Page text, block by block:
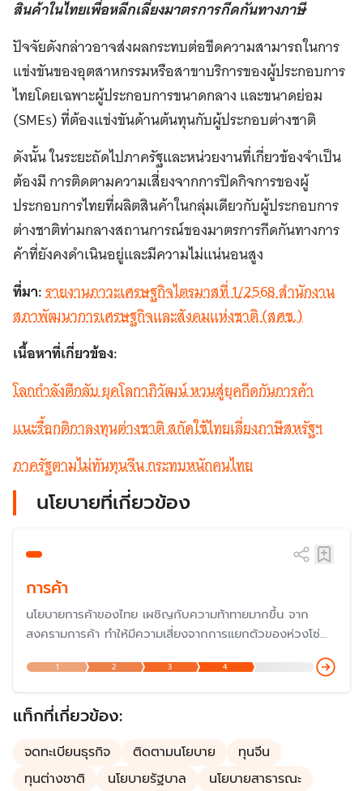
สินค้าในไทยเพื่อหลีกเลี่ยงมาตรการกีดกันทางภาษี
ปัจจัยดังกล่าวอาจส่งผลกระทบต่อขีดความสามารถในการ
แข่งขันของอุตสาหกรรมหรือสาขาบริการของผู้ประกอบการ
ไทยโดยเฉพาะผู้ประกอบการขนาดกลางและขนาดย่อม
(SMEs)ที่ต้องแข่งขันด้านต้นทุนกับผู้ประกอบต่างชาติ
ดังนั้นในระยะถัดไปภาครัฐและหน่วยงานที่เกี่ยวข้องจำเป็น
ต้องมีการติดตามความเสี่ยงจากการปิดกิจการของผู้
ประกอบการไทยที่ผลิตสินค้าในกลุ่มเดียวกับผู้ประกอบการ
ต่างชาติท่ามกลางสถานการณ์ของมาตรการกีดกันทางการ
ค้าที่ยังคงดำเนินอยู่และมีความไม่แน่นอนสูง
ที่มา:รายงานภาวะเศรษฐกิจไตรมาสที่ 1/2568 สำนักงาน
สภาพัฒนาการเศรษฐกิจและสังคมแห่งชาติ (สศช.)
เนื้อหาที่เกี่ยวข้อง:
โลกกำลังตีกลับ ยุคโลกาภิวัฒน์ หวนสู่ยุคกีดกันการค้า
แนะรื้อกติกาลงทุนต่างชาติ สกัดใช้ไทยเลี่ยงภาษีสหรัฐฯ
ภาครัฐตามไม่ทันทุนจีน กระทบหนักคนไทย
นโยบายที่เกี่ยวข้อง
การค้า
นโยบายการค้าของไทย เผชิญกับความท้าทายมากขึ้น จาก
สงครามการค้า ทำให้มีความเสี่ยงจากการแยกตัวของห่วงโซ่
อุปทานโลก ซึ่งทำให้ไทยต้องดำเนินนโยบายเป็นกลางและประสาน
ผลประโยชน์ระหว่างประเทศให้เหมาะสม
1 2 3 4
แท็กที่เกี่ยวข้อง:
จดทะเบียนธุรกิจ ติดตามนโยบาย
ทุนจีน
ทุนต่างชาติ
นโยบายรัฐบาล
นโยบายสาธารณะ